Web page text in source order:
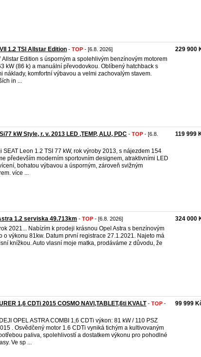
1.2 TSI Allstar Edition - TOP - [6.8. 2026]
Allstar Edition s úsporným a spolehlivým benzínovým motorem
kW (86 k) a manuální převodovkou. Oblíbený hatchback s
náklady, komfortní výbavou a velmi zachovalým stavem.
in ...
229 900
kW Style, r. v. 2013 LED ,TEMP, ALU, PDC - TOP - [6.8.
SEAT Leon 1.2 TSI 77 kW, rok výroby 2013, s nájezdem 154
především moderním sportovním designem, atraktivními LED
bohatou výbavou a úsporným, zároveň svižným
více ...
119 999
1.2 serviska 49.713km - TOP - [6.8. 2026]
2021... Nabízím k prodeji krásnou Opel Astra s benzínovým
o výkonu 81kw. Datum první registrace 27.1.2021. Najeto má
knížkou. Auto vlasní moje matka, prodáváme z důvodu, že
324 000
1,6 CDTi 2015 COSMO NAVI,TABLET,6ti KVALT- TOP -
OPEL ASTRA COMBI 1,6 CDTi výkon: 81 kW / 110 PSZ
. Osvědčený motor 1.6 CDTi vyniká tichým a kultivovaným
paliva, spolehlivostí a dostatkem výkonu pro pohodlné
Ve sp ...
99 999